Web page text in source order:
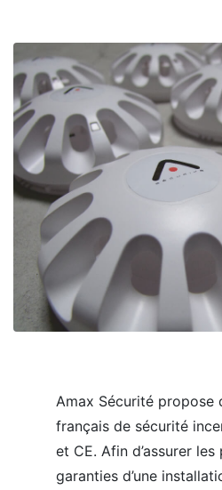
Amax Sécurité propose
français de sécurité
et CE. Afin d’assurer les
garanties d’une